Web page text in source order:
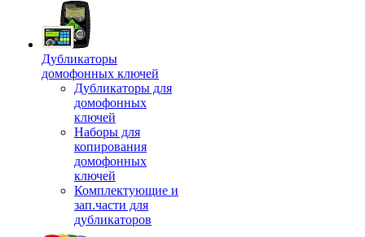
Дубликаторы
домофонных ключей
Дубликаторы для
домофонных
ключей
Наборы для
копирования
домофонных
ключей
Комплектующие и
зап.части для
дубликаторов